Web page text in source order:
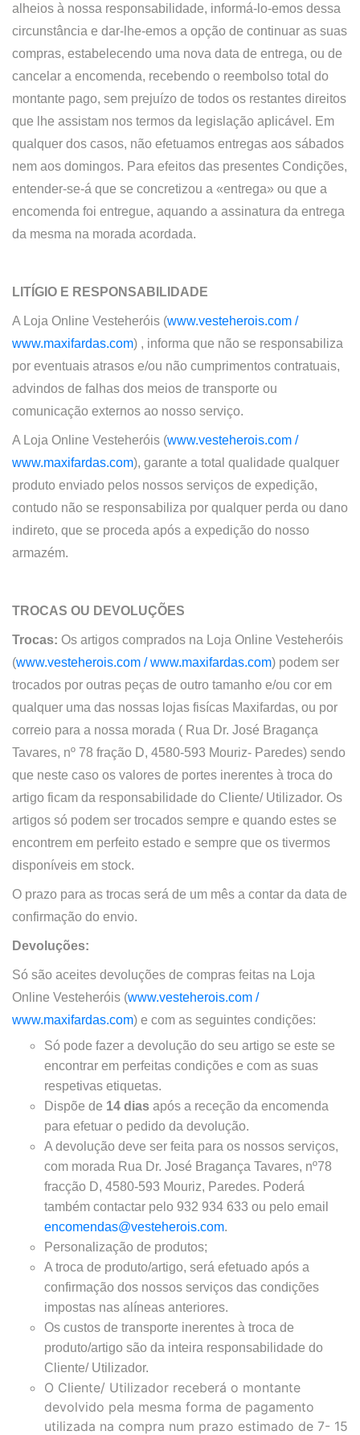
alheios à nossa responsabilidade, informá-lo-emos dessa
circunstância e dar-lhe-emos a opção de continuar as suas
compras, estabelecendo uma nova data de entrega, ou de
cancelar a encomenda, recebendo o reembolso total do
montante pago, sem prejuízo de todos os restantes direitos
que lhe assistam nos termos da legislação aplicável. Em
qualquer dos casos, não efetuamos entregas aos sábados
nem aos domingos. Para efeitos das presentes Condições,
entender-se-á que se concretizou a «entrega» ou que a
encomenda foi entregue, aquando a assinatura da entrega
da mesma na morada acordada.
LITÍGIO E RESPONSABILIDADE
A Loja Online Vesteheróis (www.vesteherois.com /
www.maxifardas.com) , informa que não se responsabiliza
por eventuais atrasos e/ou não cumprimentos contratuais,
advindos de falhas dos meios de transporte ou
comunicação externos ao nosso serviço.
A Loja Online Vesteheróis (www.vesteherois.com /
www.maxifardas.com), garante a total qualidade qualquer
produto enviado pelos nossos serviços de expedição,
contudo não se responsabiliza por qualquer perda ou dano
indireto, que se proceda após a expedição do nosso
armazém.
TROCAS OU DEVOLUÇÕES
Trocas: Os artigos comprados na Loja Online Vesteheróis
(www.vesteherois.com /www.maxifardas.com) podem ser
trocados por outras peças de outro tamanho e/ou cor em
qualquer uma das nossas lojas fisícas Maxifardas, ou por
correio para a nossa morada ( Rua Dr. José Bragança
Tavares, nº 78 fração D, 4580-593 Mouriz- Paredes) sendo
que neste caso os valores de portes inerentes à troca do
artigo ficam da responsabilidade do Cliente/ Utilizador. Os
artigos só podem ser trocados sempre e quando estes se
encontrem em perfeito estado e sempre que os tivermos
disponíveis em stock.
O prazo para as trocas será de um mês a contar da data de
confirmação do envio.
Devoluções:
Só são aceites devoluções de compras feitas na Loja
Online Vesteheróis (www.vesteherois.com /
www.maxifardas.com) e com as seguintes condições:
Só pode fazer a devolução do seu artigo se este se
encontrar em perfeitas condições e com as suas
respetivas etiquetas.
Dispõe de 14 dias após a receção da encomenda
para efetuar o pedido da devolução.
A devolução deve ser feita para os nossos serviços,
com morada Rua Dr. José Bragança Tavares, nº78
fracção D, 4580-593 Mouriz, Paredes. Poderá
também contactar pelo 932 934 633 ou pelo email
encomendas@vesteherois.com.
Personalização de produtos;
A troca de produto/artigo, será efetuado após a
confirmação dos nossos serviços das condições
impostas nas alíneas anteriores.
Os custos de transporte inerentes à troca de
produto/artigo são da inteira responsabilidade do
Cliente/ Utilizador.
O Cliente/ Utilizador receberá o montante
devolvido pela mesma forma de pagamento
utilizada na compra num prazo estimado de 7- 15